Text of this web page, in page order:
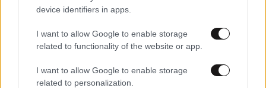
device identifiers in apps.
I want to allow Google to enable storage
related to functionality of the website or app.
I want to allow Google to enable storage
related to personalization.